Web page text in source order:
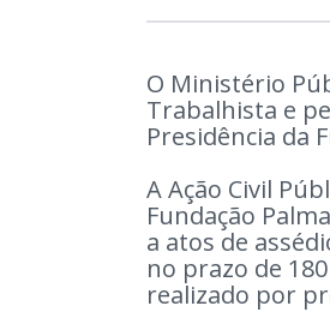
O Ministério
Trabalhista e
Presidência da
A Ação Civil
Fundação
a atos de
no prazo de
realizado por